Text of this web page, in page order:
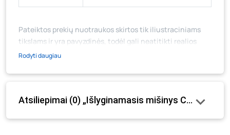
Pateiktos prekių nuotraukos skirtos tik iliustraciniams
tikslams ir yra pavyzdinės, todėl gali neatitikti realios
prekių ir jų pakuotės išvaizdos, komplektacijos, spalvos ar
aprašymu) yra bendrinio pobūdžio, jame nebūtinai
internetinėje parduotuvėje bei fizinėse parduotuvėse
kaina, kuri galioja pirkimo metu.
Rodyti daugiau
Atsiliepimai (0) „Išlyginamasis mišinys CERESIT